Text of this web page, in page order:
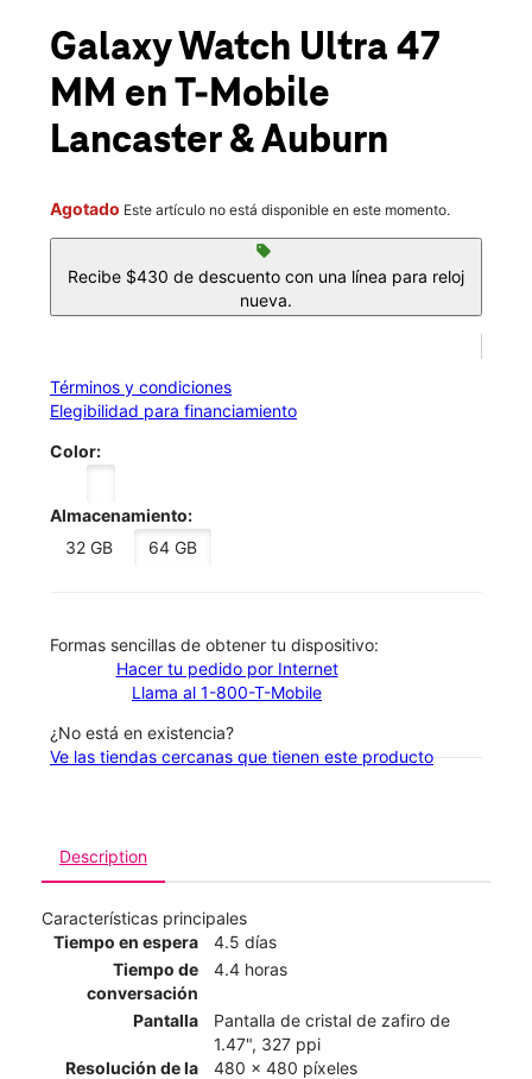
location_on
488 NE Lancaster Dr Salem, OR 97301
Galaxy Watch Ultra 47
MM en T-Mobile
Lancaster & Auburn
Agotado Este artículo no está disponible en este momento.
sell
Recibe $430 de descuento con una línea para reloj
nueva.
Términos y condiciones
Elegibilidad para financiamiento
Color:
Almacenamiento:
32 GB
64 GB
​​​​​​​Formas sencillas de obtener tu dispositivo:
Hacer tu pedido por Internet
Llama al 1-800-T-Mobile
¿No está en existencia?
Ve las tiendas cercanas que tienen este producto
Description
Características principales
Tiempo en espera
4.5 días
Tiempo de
conversación
4.4 horas
Pantalla
Pantalla de cristal de zafiro de
1.47", 327 ppi
Resolución de la
480 x 480 píxeles